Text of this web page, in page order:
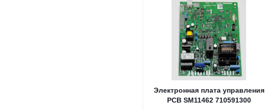
Электронная плата управления
PCB SM11462 710591300